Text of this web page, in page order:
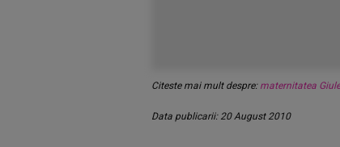
Citeste mai mult despre: maternitatea
Data publicarii: 20 August 2010